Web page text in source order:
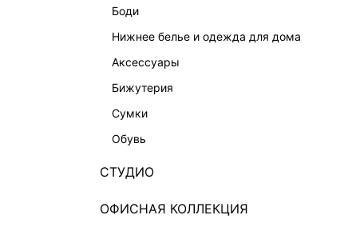
боди
нижнее белье и одежда для дома
аксессуары
бижутерия
сумки
обувь
СТУДИО
ОФИСНАЯ КОЛЛЕКЦИЯ